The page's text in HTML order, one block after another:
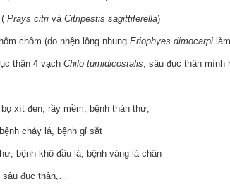
Prays citri và Citripestis sagittiferella)
chôm (do nhện lông nhung Eriophyes dimocarpi
thân 4 vạch Chilo tumidicostalis, sâu đục thân mình
xít đen, rầy mềm, bệnh thán thư;
cháy lá, bệnh gỉ sắt
bệnh khô đầu lá, bệnh vàng lá chân
sâu đục thân,…